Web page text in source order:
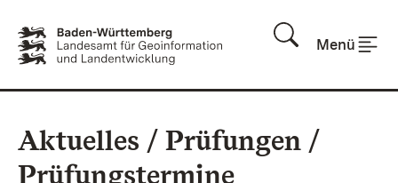
Menü
Aktuelles / Prüfungen /
Prüfungstermine